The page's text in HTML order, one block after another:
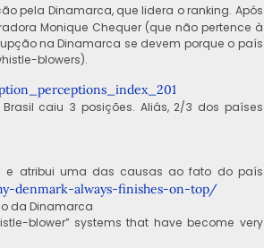
pela Dinamarca, que lidera o ranking. Após
Monique Chequer (que não pertence à
na Dinamarca se devem porque o país
blowers).
201
caiu 3 posições. Aliás, 2/3 dos países
e atribui uma das causas ao fato do país
denmark-always-finishes-on-top/
da Dinamarca
blower” systems that have become very